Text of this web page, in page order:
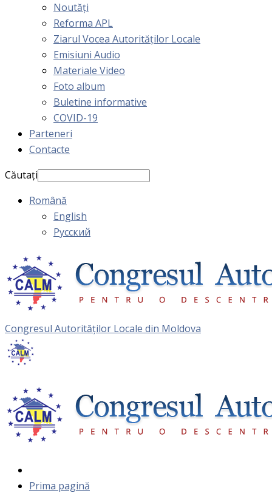
Noutăți
Reforma APL
Ziarul Vocea Autorităților Locale
Emisiuni Audio
Materiale Video
Foto album
Buletine informative
COVID-19
Parteneri
Contacte
Căutați
Română
English
Русский
Congresul Autorităţilor Locale din Moldova
Prima pagină